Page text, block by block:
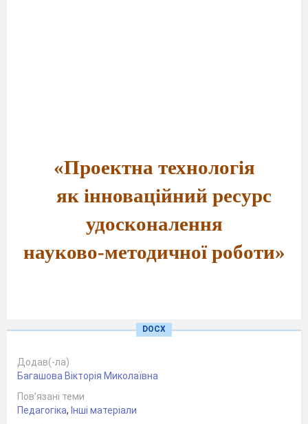
«Проектна технологія
як інноваційний ресурс
удосконалення
науково-методичної роботи»
DOCX
Додав(-ла)
Багашова Вікторія Миколаївна
Пов’язані теми
Педагогіка, Інші матеріали